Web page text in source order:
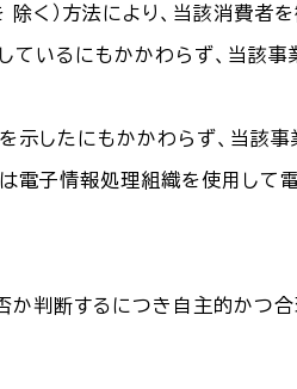
く）方法により、当該消費者を
ているにもかかわらず、当該
したにもかかわらず、当該事
は電子情報処理組織を使用し
か判断するにつき自主的かつ